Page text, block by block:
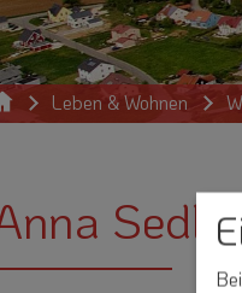
Leben & Wohnen